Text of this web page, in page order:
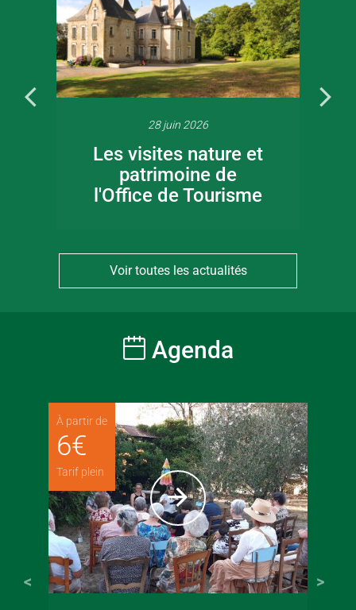
28 juin 2026
Les visites nature et
patrimoine de
l'Office de Tourisme
Voir toutes les actualités
Agenda
À partir de
6€
Tarif plein